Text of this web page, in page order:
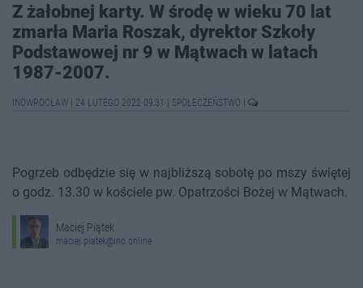
Z żałobnej karty. W środę w wieku 70 lat
zmarła Maria Roszak, dyrektor Szkoły
Podstawowej nr 9 w Mątwach w latach
1987-2007.
INOWROCŁAW 24 LUTEGO 2022 09:31 SPOŁECZEŃSTWO
Pogrzeb odbędzie się w najbliższą sobotę po mszy świętej
o godz. 13.30 w kościele pw. Opatrzości Bożej w Mątwach.
Maciej Piątek
maciej.piatek@ino.online